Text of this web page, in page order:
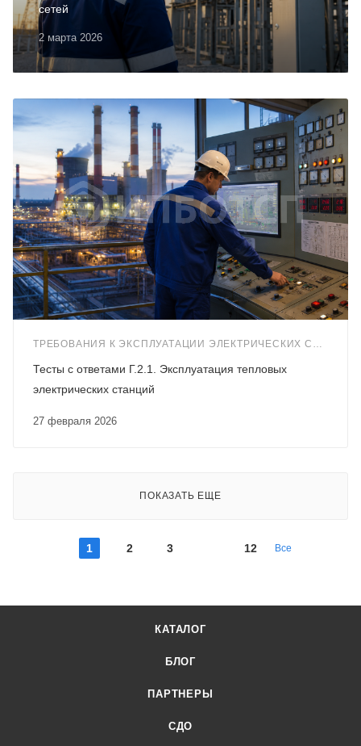
2 марта 2026
сетей
ТРЕБОВАНИЯ К ЭКСПЛУАТАЦИИ ЭЛЕКТРИЧЕСКИХ СТАНЦИЙ И СЕТЕЙ (Г.2)
27 февраля 2026
Тесты с ответами Г.2.1. Эксплуатация тепловых
электрических станций
ПОКАЗАТЬ ЕЩЕ
1 2 3 12 Все
КАТАЛОГ
БЛОГ
ПАРТНЕРЫ
СДО